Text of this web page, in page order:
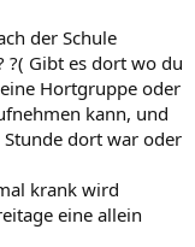
der Schule
?( Gibt es dort wo du
Hortgruppe oder
kann, und
Stunde dort war oder
krank wird
eine allein